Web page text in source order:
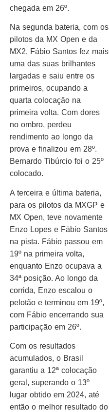
chegada em 26º.
Na segunda bateria, com os
pilotos da MX Open e da
MX2, Fábio Santos fez mais
uma das suas brilhantes
largadas e saiu entre os
primeiros, ocupando a
quarta colocação na
primeira volta. Com dores
no ombro, perdeu
rendimento ao longo da
prova e finalizou em 28º.
Bernardo Tibúrcio foi o 25º
colocado.
A terceira e última bateria,
para os pilotos da MXGP e
MX Open, teve novamente
Enzo Lopes e Fábio Santos
na pista. Fábio passou em
19º na primeira volta,
enquanto Enzo ocupava a
34ª posição. Ao longo da
corrida, Enzo escalou o
pelotão e terminou em 19º,
com Fábio encerrando sua
participação em 26º.
Com os resultados
acumulados, o Brasil
garantiu a 12ª colocação
geral, superando o 13º
lugar obtido em 2024, até
então o melhor resultado do